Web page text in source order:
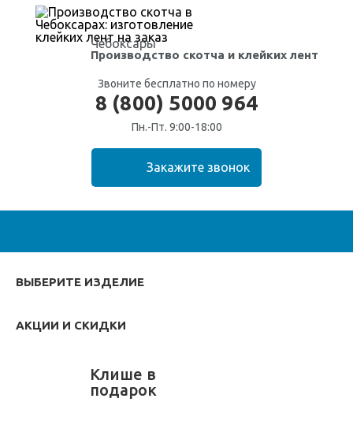
Чебоксары
Производство скотча и клейких лент
Звоните бесплатно по номеру
8 (800) 5000 964
Пн.-Пт. 9:00-18:00
ВЫБЕРИТЕ ИЗДЕЛИЕ
АКЦИИ И СКИДКИ
Клише в
подарок